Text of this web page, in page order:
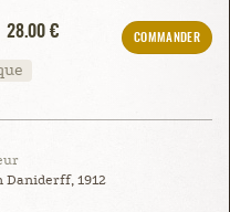
28.00 €
COMMANDER
Daniderff, 1912